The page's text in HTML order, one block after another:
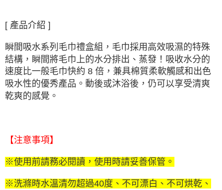
[ 產品介紹 ]
瞬間吸水系列毛巾禮盒組，毛巾採用高效吸濕的特殊
結構，瞬間將毛巾上的水分排出、蒸發！吸收水分的
速度比一般毛巾快約 8 倍，兼具棉質柔軟觸感和出色
吸水性的優秀產品。動後或沐浴後，仍可以享受清爽
乾爽的感覺。
【注意事項】
※使用前請務必閱讀，使用時請妥善保管。
※洗滌時水溫清勿超過40度、不可漂白、不可烘乾、